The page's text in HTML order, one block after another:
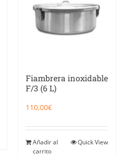
Fiambrera inoxidable
F/3 (6 L)
110,00€
Añadir al
carrito
Quick View